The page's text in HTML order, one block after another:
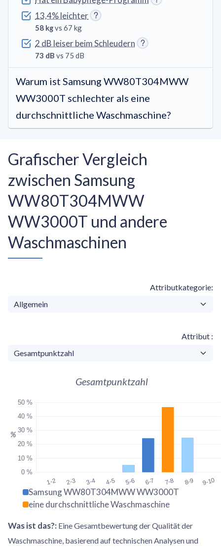
13,4% leichter
58 kgvs 67 kg
2 dB leiser beim Schleudern
73 dB vs 75 dB
Warum ist Samsung WW80T304MWW
WW3000T schlechter als eine
durchschnittliche Waschmaschine?
Grafischer Vergleich
zwischen Samsung
WW80T304MWW
WW3000T und andere
Waschmaschinen
Attributkategorie
Attribut
Gesamtpunktzahl
1-2 2-3 3-4 4-5 5-6 6-7 7-8 8-9 9-10
0 %
10 %
20 %
30 %
40 %
50 %
%
Samsung WW80T304MWW WW3000T
eine durchschnittliche Waschmaschine
Was ist das?: Eine Gesamtbewertung der Qualität der
Waschmaschine, basierend auf technischen Analysen und